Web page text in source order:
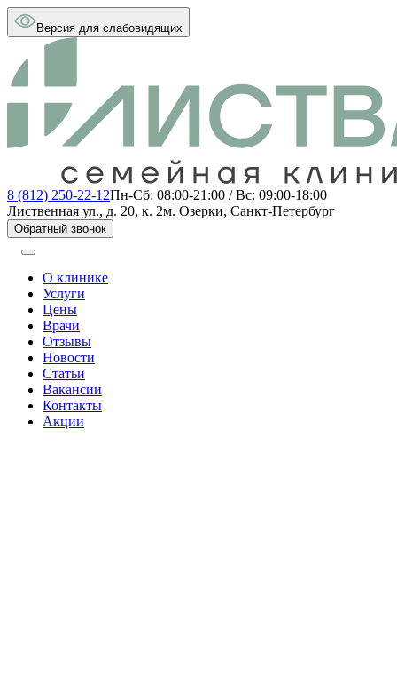
Версия для слабовидящих
8 (812) 250-22-12Пн-Сб: 08:00-21:00 / Вс: 09:00-18:00
Лиственная ул., д. 20, к. 2м. Озерки, Санкт-Петербург
Обратный звонок
О клинике
Услуги
Цены
Врачи
Отзывы
Новости
Статьи
Вакансии
Контакты
Акции